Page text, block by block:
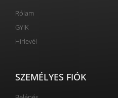
Rólam
GYIK
Hírlevél
SZEMÉLYES FIÓK